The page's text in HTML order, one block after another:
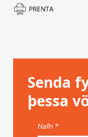
Senda
þessa
Nafn *